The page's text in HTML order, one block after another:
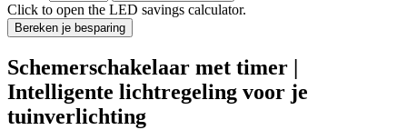
Click to open the LED savings calculator.
Bereken je besparing
Schemerschakelaar met timer |
Intelligente lichtregeling voor je
tuinverlichting